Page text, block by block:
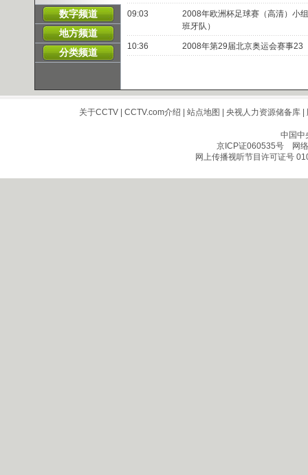
数字频道
地方频道
分类频道
09:03
2008年欧洲杯足球赛（高清）小
班牙队）
10:36 2008年第29届北京奥运会赛事23
关于CCTV| CCTV.com介绍 站点地图 央视人力资源储备库|
中国中
京ICP证060535号网络
网上传播视听节目许可证号